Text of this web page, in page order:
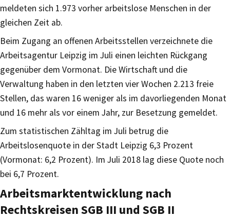
meldeten sich 1.973 vorher arbeitslose Menschen in der
gleichen Zeit ab.
Beim Zugang an offenen Arbeitsstellen verzeichnete die
Arbeitsagentur Leipzig im Juli einen leichten Rückgang
gegenüber dem Vormonat. Die Wirtschaft und die
Verwaltung haben in den letzten vier Wochen 2.213 freie
Stellen, das waren 16 weniger als im davorliegenden Monat
und 16 mehr als vor einem Jahr, zur Besetzung gemeldet.
Zum statistischen Zähltag im Juli betrug die
Arbeitslosenquote in der Stadt Leipzig 6,3 Prozent
(Vormonat: 6,2 Prozent). Im Juli 2018 lag diese Quote noch
bei 6,7 Prozent.
Arbeitsmarktentwicklung nach
Rechtskreisen SGB III und SGB II